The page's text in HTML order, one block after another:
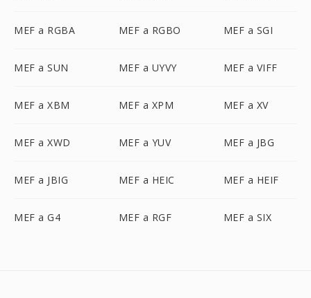
MEF a RGBA MEF a RGBO MEF a SGI
MEF a SUN MEF a UYVY MEF a VIFF
MEF a XBM MEF a XPM MEF a XV
MEF a XWD MEF a YUV MEF a JBG
MEF a JBIG MEF a HEIC MEF a HEIF
MEF a G4 MEF a RGF MEF a SIX